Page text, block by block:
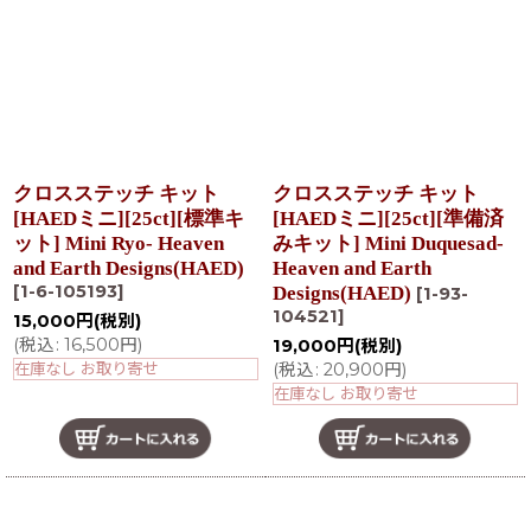
クロスステッチ キット
[HAEDミニ][25ct][標準キ
ット] Mini Ryo- Heaven
and Earth Designs(HAED)
[1-6-105193]
15,000 円 (税別)
(税込: 16,500円)
在庫なし お取り寄せ
クロスステッチ キット
[HAEDミニ][25ct][準備済
みキット] Mini Duquesad-
Heaven and Earth
Designs(HAED) [1-93-
104521]
19,000 円 (税別)
(税込: 20,900円)
在庫なし お取り寄せ